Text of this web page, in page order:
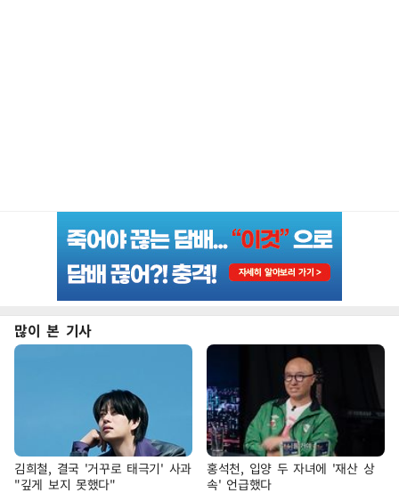
많이 본 기사
김희철, 결국 '거꾸로 태극기' 사과
"깊게 보지 못했다"
홍석천, 입양 두 자녀에 '재산 상
속' 언급했다